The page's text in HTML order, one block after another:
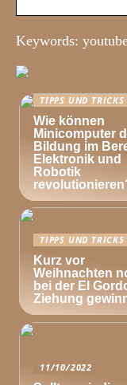
Keywords:
TIPPS UND TRICKS
Wie können
Minicomputer
Bildung im
Elektronik und
Robotik
TIPPS UND TRICKS
Kurz vor
Weihnachten
bei der El
Ziehung
11/10/2022